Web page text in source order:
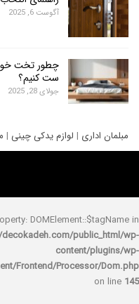
آگوست 6, 2025
چطور تخت خواب دو نفره
ست کنیم؟
جولای 28, 2025
|لوازم یدکی چینی|میز اداری|
property:
domains/decokadeh.com/
Frontend/